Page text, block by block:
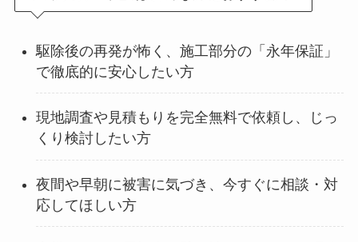
駆除後の再発が怖く、施工部分の「永年保証」
で徹底的に安心したい方
現地調査や見積もりを完全無料で依頼し、じっ
くり検討したい方
夜間や早朝に被害に気づき、今すぐに相談・対
応してほしい方